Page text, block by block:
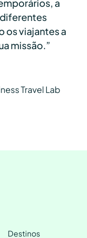
a
os viajantes a
missão.”
Travel Lab
Destinos